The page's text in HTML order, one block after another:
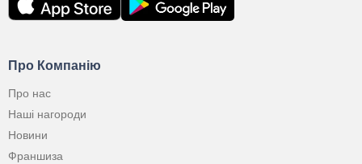
Про Компанію
Про нас
Наші нагороди
Новини
Франшиза